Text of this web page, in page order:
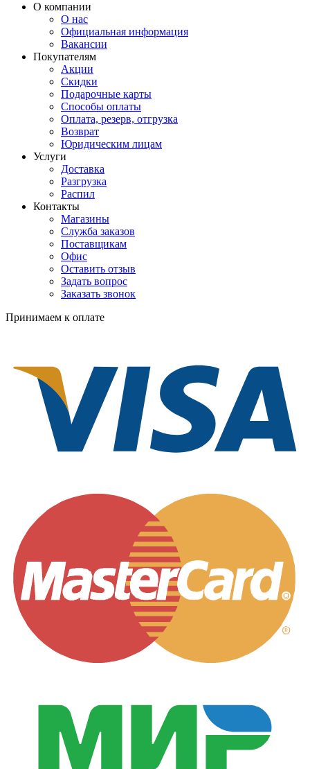
О компании
О нас
Официальная информация
Вакансии
Покупателям
Акции
Скидки
Подарочные карты
Способы оплаты
Оплата, резерв, отгрузка
Возврат
Юридическим лицам
Услуги
Доставка
Разгрузка
Распил
Контакты
Магазины
Служба заказов
Поставщикам
Офис
Оставить отзыв
Задать вопрос
Заказать звонок
Принимаем к оплате